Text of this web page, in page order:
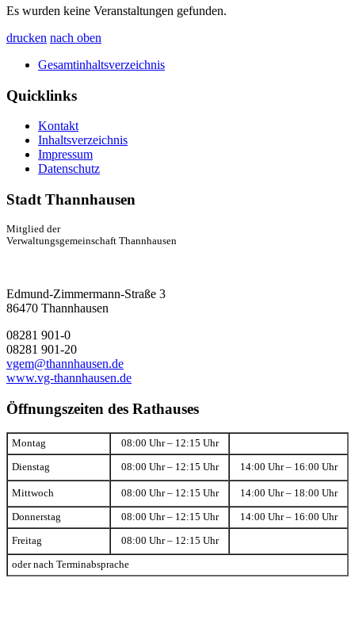
Es wurden keine Veranstaltungen gefunden.
drucken nach oben
Gesamtinhaltsverzeichnis
Quicklinks
Kontakt
Inhaltsverzeichnis
Impressum
Datenschutz
Stadt Thannhausen
Mitglied der
Verwaltungsgemeinschaft Thannhausen
Edmund-Zimmermann-Straße 3
86470 Thannhausen
08281 901-0
08281 901-20
vgem@thannhausen.de
www.vg-thannhausen.de
Öffnungszeiten des Rathauses
Montag 08:00 Uhr – 12:15 Uhr
Dienstag 08:00 Uhr – 12:15 Uhr 14:00 Uhr – 16:00 Uhr
Mittwoch 08:00 Uhr – 12:15 Uhr 14:00 Uhr – 18:00 Uhr
Donnerstag 08:00 Uhr – 12:15 Uhr 14:00 Uhr – 16:00 Uhr
Freitag 08:00 Uhr – 12:15 Uhr
oder nach Terminabsprache